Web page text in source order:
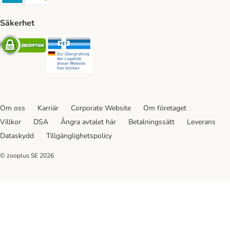
Säkerhet
Security
Om oss Karriär Corporate Website
Om företaget
Villkor
DSA Ångra avtalet här Betalningssätt
Leverans
Dataskydd
Tillgänglighetspolicy
© zooplus SE 2026